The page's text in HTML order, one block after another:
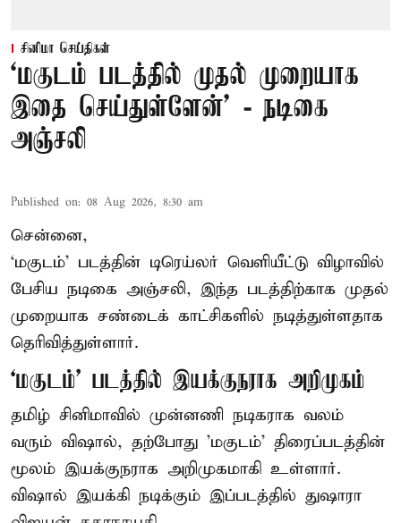
சினிமா செய்திகள்
‘மகுடம் படத்தில் முதல் முறையாக
இதை செய்துள்ளேன்’ - நடிகை
அஞ்சலி
Published on: 08 Aug 2026, 8:30 am
சென்னை,
‘மகுடம்’ படத்தின் டிரெய்லர் வெளியீட்டு விழாவில்
பேசிய நடிகை அஞ்சலி, இந்த படத்திற்காக முதல்
முறையாக சண்டைக் காட்சிகளில் நடித்துள்ளதாக
தெரிவித்துள்ளார்.
‘மகுடம்’ படத்தில் இயக்குநராக அறிமுகம்
தமிழ் சினிமாவில் முன்னணி நடிகராக வலம்
வரும் விஷால், தற்போது 'மகுடம்' திரைப்படத்தின்
மூலம் இயக்குநராக அறிமுகமாகி உள்ளார்.
விஷால் இயக்கி நடிக்கும் இப்படத்தில் துஷாரா